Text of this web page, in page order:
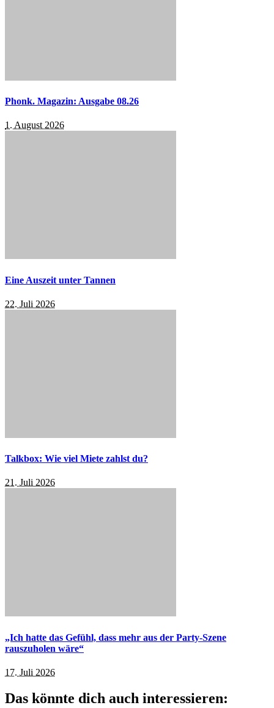
Phonk. Magazin: Ausgabe 08.26
1. August 2026
Eine Auszeit unter Tannen
22. Juli 2026
Talkbox: Wie viel Miete zahlst du?
21. Juli 2026
„Ich hatte das Gefühl, dass mehr aus der Party-Szene
rauszuholen wäre“
17. Juli 2026
Das könnte dich auch interessieren: